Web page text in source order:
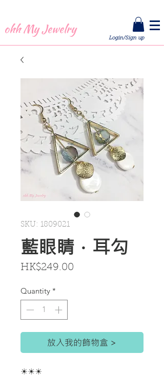
Login/Sign up
ohh My Jewelry
SKU: 1809021
藍眼睛．耳勾
HK$249.00
Quantity *
放入我的飾物盒 >
☀☀☀